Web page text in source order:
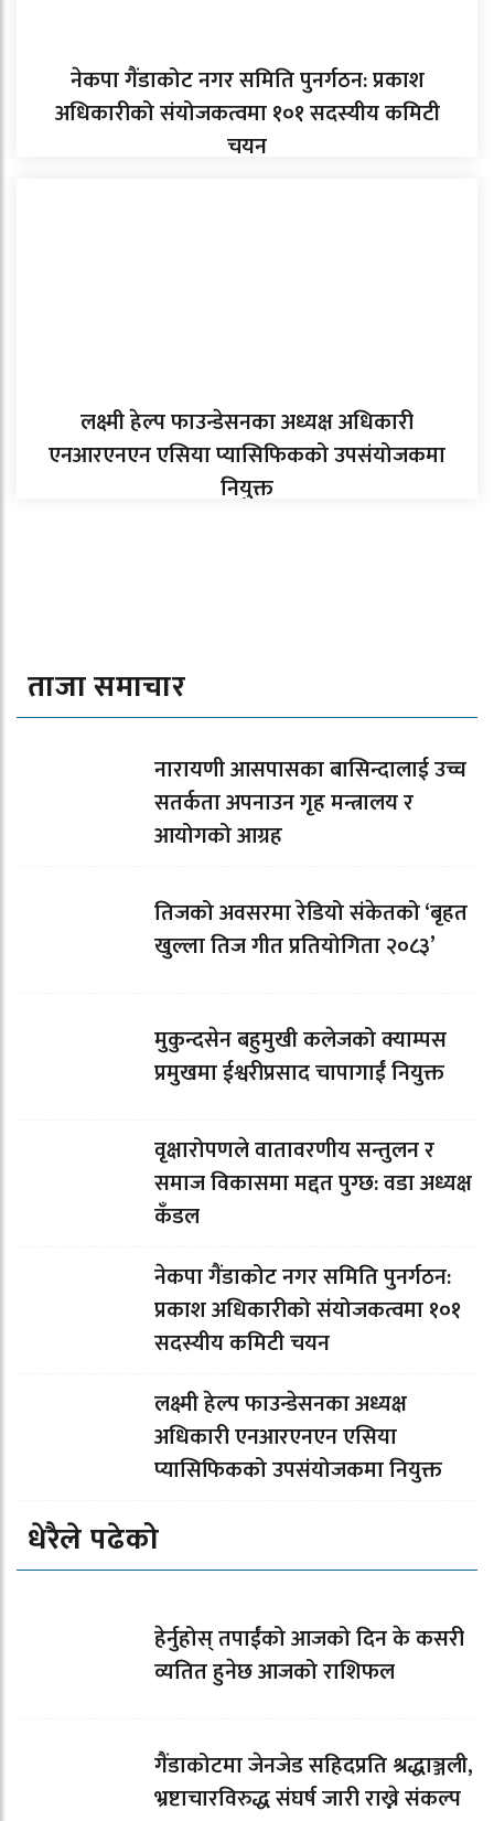
नेकपा गैंडाकोट नगर समिति पुनर्गठन: प्रकाश
अधिकारीको संयोजकत्वमा १०१ सदस्यीय कमिटी
चयन
लक्ष्मी हेल्प फाउन्डेसनका अध्यक्ष अधिकारी
एनआरएनएन एसिया प्यासिफिकको उपसंयोजकमा
नियुक्त
ताजा समाचार
नारायणी आसपासका बासिन्दालाई उच्च
सतर्कता अपनाउन गृह मन्त्रालय र
आयोगको आग्रह
तिजको अवसरमा रेडियो संकेतको ‘बृहत
खुल्ला तिज गीत प्रतियोगिता २०८३’
मुकुन्दसेन बहुमुखी कलेजको क्याम्पस
प्रमुखमा ईश्वरीप्रसाद चापागाईं नियुक्त
वृक्षारोपणले वातावरणीय सन्तुलन र
समाज विकासमा मद्दत पुग्छ: वडा अध्यक्ष
कँडल
नेकपा गैंडाकोट नगर समिति पुनर्गठन:
प्रकाश अधिकारीको संयोजकत्वमा १०१
सदस्यीय कमिटी चयन
लक्ष्मी हेल्प फाउन्डेसनका अध्यक्ष
अधिकारी एनआरएनएन एसिया
प्यासिफिकको उपसंयोजकमा नियुक्त
धेरैले पढेको
हेर्नुहोस् तपाईंको आजको दिन के कसरी
व्यतित हुनेछ आजको राशिफल
गैंडाकोटमा जेनजेड सहिदप्रति श्रद्धाञ्जली,
भ्रष्टाचारविरुद्ध संघर्ष जारी राख्ने संकल्प